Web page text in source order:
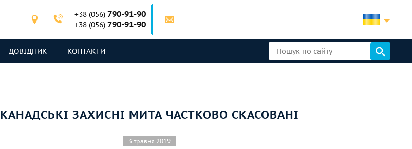
+38 (056) 790-91-90
+38 (056) 790-91-90
ДОВІДНИК КОНТАКТИ
КАНАДСЬКІ ЗАХИСНІ МИТА ЧАСТКОВО СКАСОВАНІ
3 травня 2019